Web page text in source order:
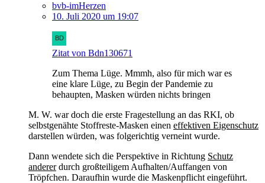
bvb-imHerzen
10. Juli 2020 um 19:07
Zitat von Bdn130671
Zum Thema Lüge. Mmmh, also für mich war es
eine klare Lüge, zu Begin der Pandemie zu
behaupten, Masken würden nichts bringen
M. W. war doch die erste Fragestellung an das RKI, ob
selbstgenähte Stoffreste-Masken einen effektiven Eigenschutz
darstellen würden, was folgerichtig verneint wurde.
Dann wendete sich die Perspektive in Richtung Schutz
andererdurch großteiligem Aufhalten/Auffangen von
Tröpfchen. Daraufhin wurde die Maskenpflicht eingeführt.